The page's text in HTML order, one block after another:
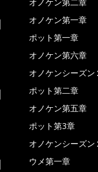
オノケン第一章
ポット第一章
オノケン第六章
オノケンシーズン
ポット第二章
オノケン第五章
ポット第3章
オノケンシーズン
ウメ第一章